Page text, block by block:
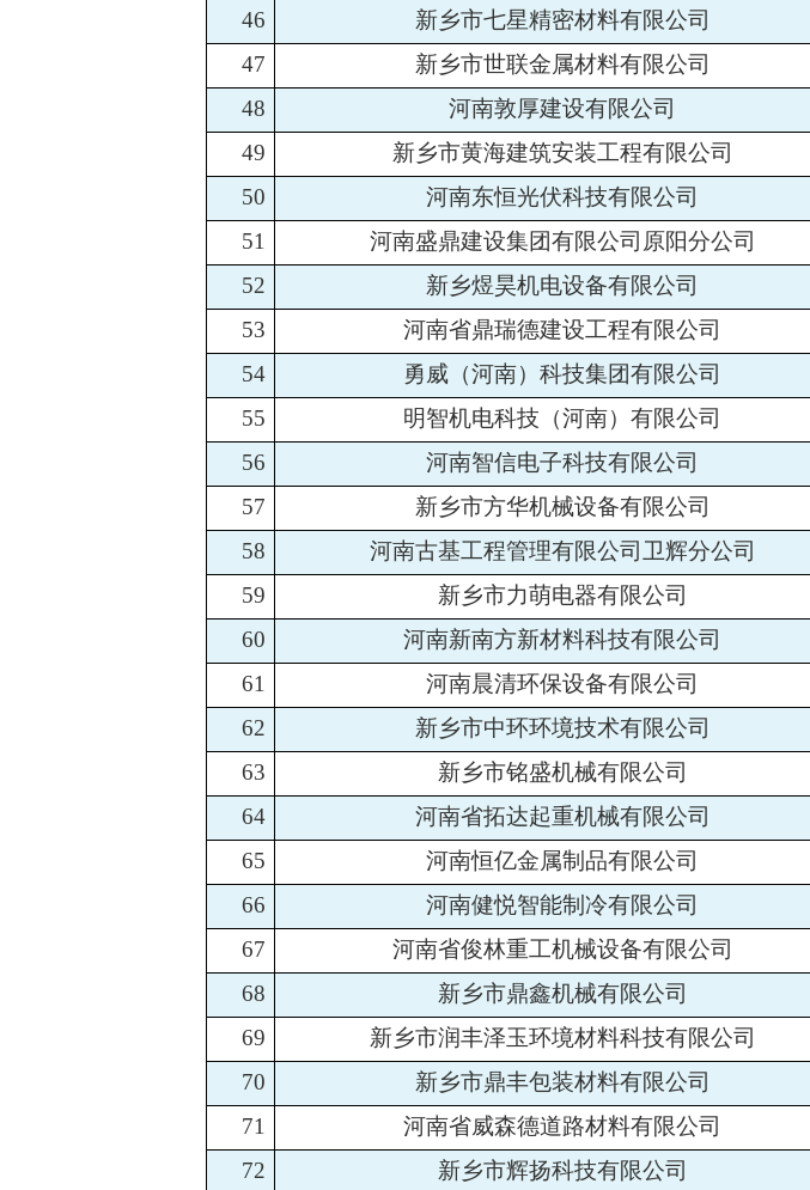
46
新乡市七星精密材料有限公司
47
新乡市世联金属材料有限公司
48
河南敦厚建设有限公司
49
新乡市黄海建筑安装工程有限公司
50
河南东恒光伏科技有限公司
51
河南盛鼎建设集团有限公司原阳分公司
52
新乡煜昊机电设备有限公司
53
河南省鼎瑞德建设工程有限公司
54
勇威（河南）科技集团有限公司
55
明智机电科技（河南）有限公司
56
河南智信电子科技有限公司
57
新乡市方华机械设备有限公司
58
河南古基工程管理有限公司卫辉分公司
59
新乡市力萌电器有限公司
60
河南新南方新材料科技有限公司
61
河南晨清环保设备有限公司
62
新乡市中环环境技术有限公司
63
新乡市铭盛机械有限公司
64
河南省拓达起重机械有限公司
65
河南恒亿金属制品有限公司
66
河南健悦智能制冷有限公司
67
河南省俊林重工机械设备有限公司
68
新乡市鼎鑫机械有限公司
69
新乡市润丰泽玉环境材料科技有限公司
70
新乡市鼎丰包装材料有限公司
71
河南省威森德道路材料有限公司
72
新乡市辉扬科技有限公司